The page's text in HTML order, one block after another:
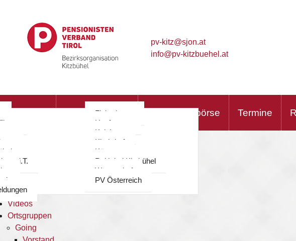
pv-kitz@sjon.at
info@pv-kitzbuehel.at
≡
Mitteilungsblatt Hol & Bringbörse Termine
Fieberbrunn
Hopfgarten
Kelchsau
Kirchdorf
Kössen
i.T.
Reith bei Kitzbühel
Westendorf
PV Österreich
Sport
Videos
Ortsgruppen
Going